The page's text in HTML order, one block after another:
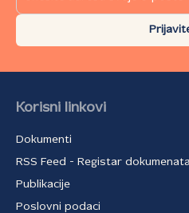
Korisni linkovi
Dokumenti
RSS Feed - Registar dokumenata
Publikacije
Poslovni podaci